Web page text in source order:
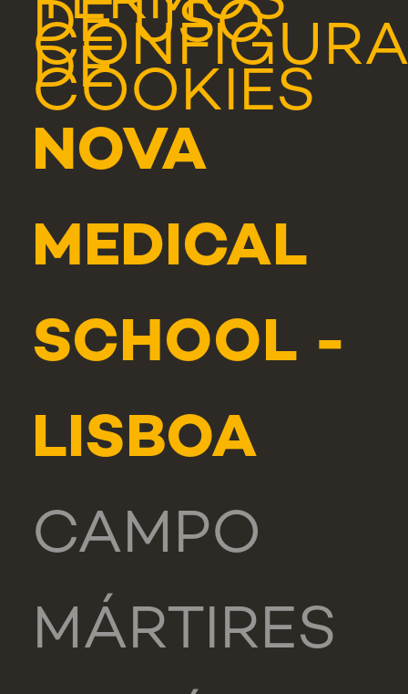
DE USO
DE
COOKIES
NOVA
MEDICAL
SCHOOL -
LISBOA
CAMPO
MÁRTIRES